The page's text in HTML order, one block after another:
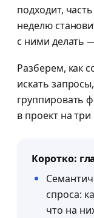
подходит,
неделю
с ними делать
Разберем, как
искать
группировать
в проект на
Коротко:
спроса:
что на